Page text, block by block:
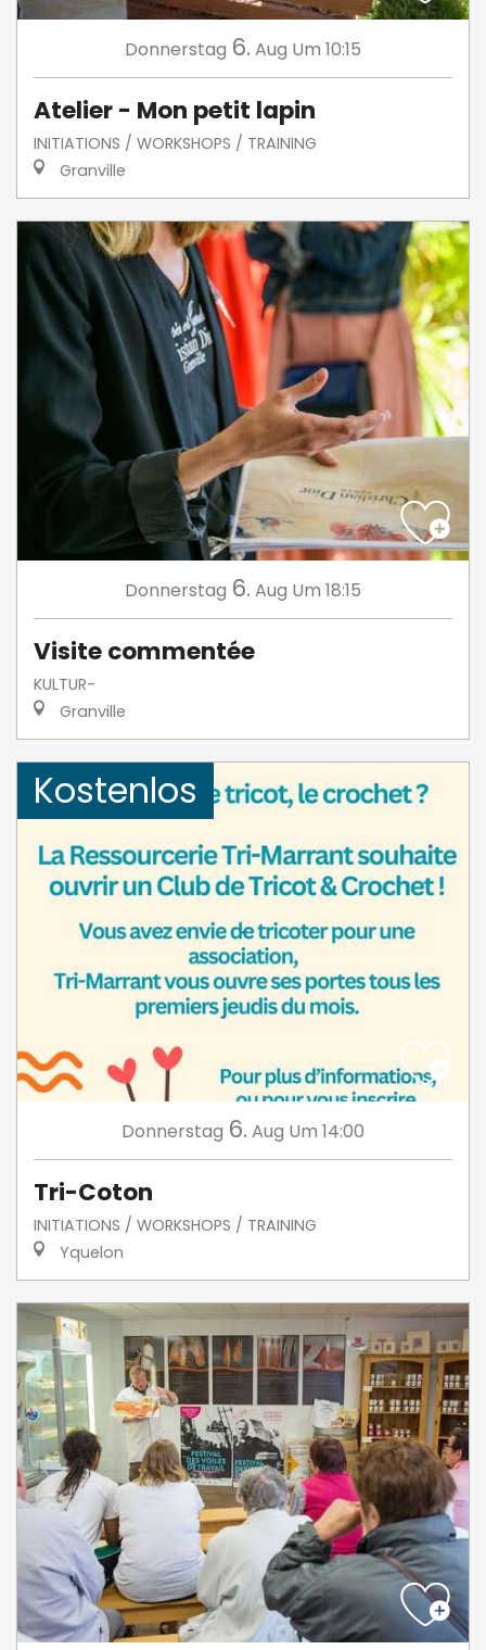
Donnerstag 6. Aug Um 10:15
Atelier - Mon petit lapin
INITIATIONS / WORKSHOPS / TRAINING
Granville
Donnerstag 6. Aug Um 18:15
Visite commentée
KULTUR-
Granville
Kostenlos
Donnerstag 6. Aug Um 14:00
Tri-Coton
INITIATIONS / WORKSHOPS / TRAINING
Yquelon